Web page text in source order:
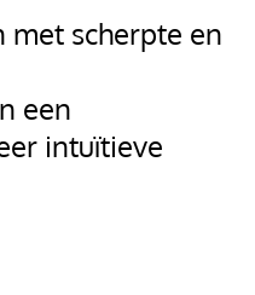
met scherpte en
een
intuïtieve